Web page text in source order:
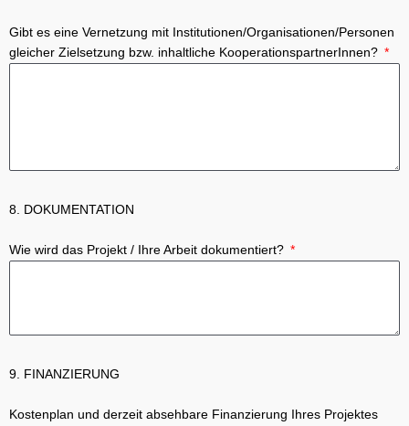
Gibt es eine Vernetzung mit Institutionen/Organisationen/Personen
gleicher Zielsetzung bzw. inhaltliche KooperationspartnerInnen?
8. DOKUMENTATION
Wie wird das Projekt / Ihre Arbeit dokumentiert?
9. FINANZIERUNG
Kostenplan und derzeit absehbare Finanzierung Ihres Projektes